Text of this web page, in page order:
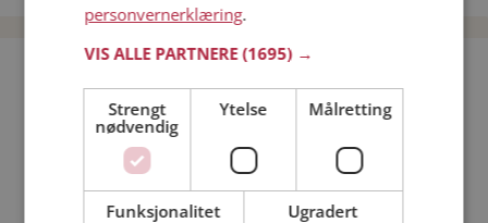
Jeg er en: Mann Kvinne
Min alder:
personvernerklæring.
VIS ALLE PARTNERE(1695) →
Strengt
nødvendig
Ytelse Målretting
Funksjonalitet Ugradert